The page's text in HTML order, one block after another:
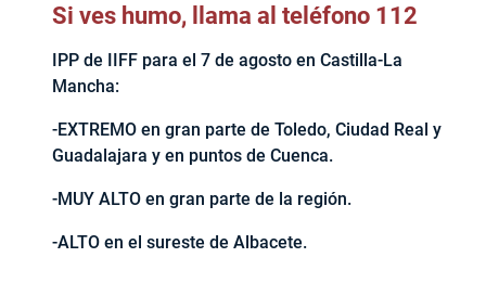
Si ves humo, llama al teléfono 112
IPP de IIFF para el 7 de agosto en Castilla-La
Mancha:
-EXTREMO en gran parte de Toledo, Ciudad Real y
Guadalajara y en puntos de Cuenca.
-MUY ALTO en gran parte de la región.
-ALTO en el sureste de Albacete.